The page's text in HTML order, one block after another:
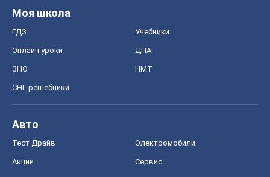
Моя школа
ГДЗ Учебники
Онлайн уроки ДПА
ЗНО НМТ
СНГ решебники
Авто
Тест Драйв Электромобили
Акции Сервис